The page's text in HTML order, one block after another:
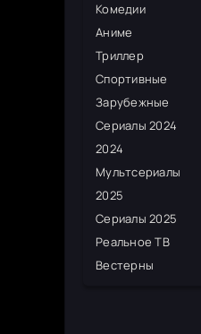
Комедии
Аниме
Триллер
Спортивные
Зарубежные
Сериалы 2024
2024
Мультсериалы
2025
Сериалы 2025
Реальное ТВ
Вестерны